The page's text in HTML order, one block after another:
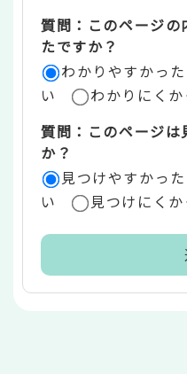
リ
ア
質問：このページの
たですか？
わかりやすかった
い
わかりにくか
質問：このページ
か？
見つけやすかった
い
見つけにくか